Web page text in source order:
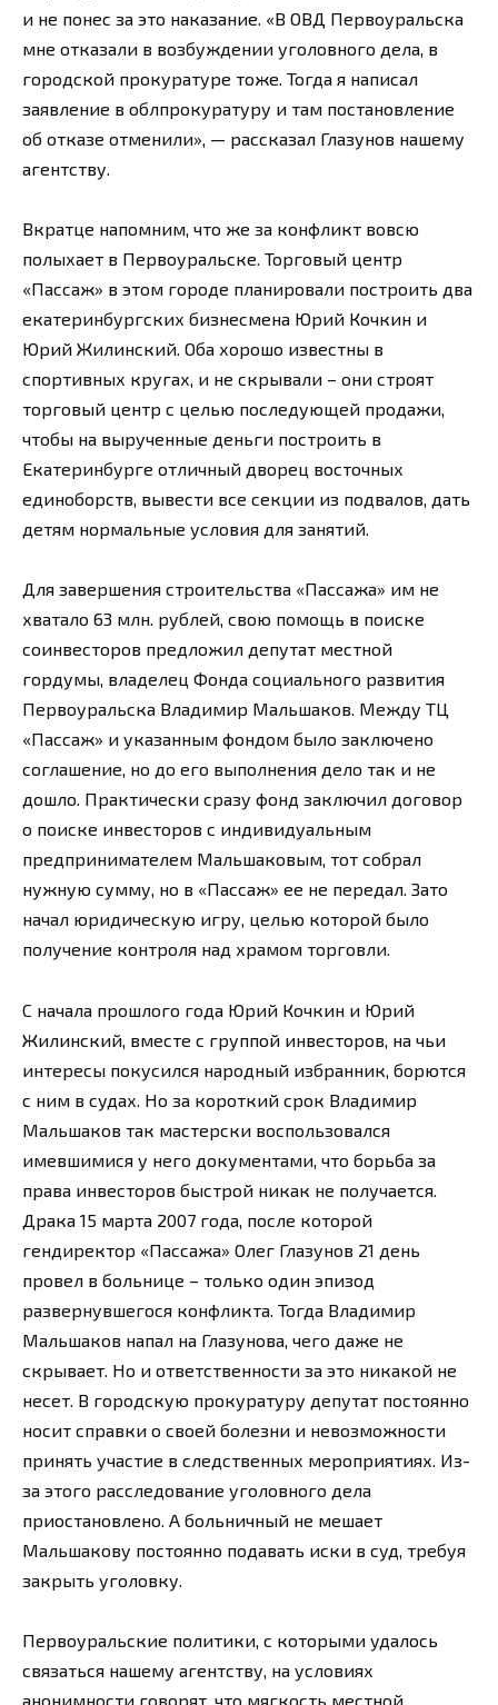
и не понес за это наказание. «В ОВД Первоуральска
мне отказали в возбуждении уголовного дела, в
городской прокуратуре тоже. Тогда я написал
заявление в облпрокуратуру и там постановление
об отказе отменили», — рассказал Глазунов нашему
агентству.
Вкратце напомним, что же за конфликт вовсю
полыхает в Первоуральске. Торговый центр
«Пассаж» в этом городе планировали построить два
екатеринбургских бизнесмена Юрий Кочкин и
Юрий Жилинский. Оба хорошо известны в
спортивных кругах, и не скрывали – они строят
торговый центр с целью последующей продажи,
чтобы на вырученные деньги построить в
Екатеринбурге отличный дворец восточных
единоборств, вывести все секции из подвалов, дать
детям нормальные условия для занятий.
Для завершения строительства «Пассажа» им не
хватало 63 млн. рублей, свою помощь в поиске
соинвесторов предложил депутат местной
гордумы, владелец Фонда социального развития
Первоуральска Владимир Мальшаков. Между ТЦ
«Пассаж» и указанным фондом было заключено
соглашение, но до его выполнения дело так и не
дошло. Практически сразу фонд заключил договор
о поиске инвесторов с индивидуальным
предпринимателем Мальшаковым, тот собрал
нужную сумму, но в «Пассаж» ее не передал. Зато
начал юридическую игру, целью которой было
получение контроля над храмом торговли.
С начала прошлого года Юрий Кочкин и Юрий
Жилинский, вместе с группой инвесторов, на чьи
интересы покусился народный избранник, борются
с ним в судах. Но за короткий срок Владимир
Мальшаков так мастерски воспользовался
имевшимися у него документами, что борьба за
права инвесторов быстрой никак не получается.
Драка 15 марта 2007 года, после которой
гендиректор «Пассажа» Олег Глазунов 21 день
провел в больнице – только один эпизод
развернувшегося конфликта. Тогда Владимир
Мальшаков напал на Глазунова, чего даже не
скрывает. Но и ответственности за это никакой не
несет. В городскую прокуратуру депутат постоянно
носит справки о своей болезни и невозможности
принять участие в следственных мероприятиях. Из-
за этого расследование уголовного дела
приостановлено. А больничный не мешает
Мальшакову постоянно подавать иски в суд, требуя
закрыть уголовку.
Первоуральские политики, с которыми удалось
связаться нашему агентству, на условиях
анонимности говорят, что мягкость местной